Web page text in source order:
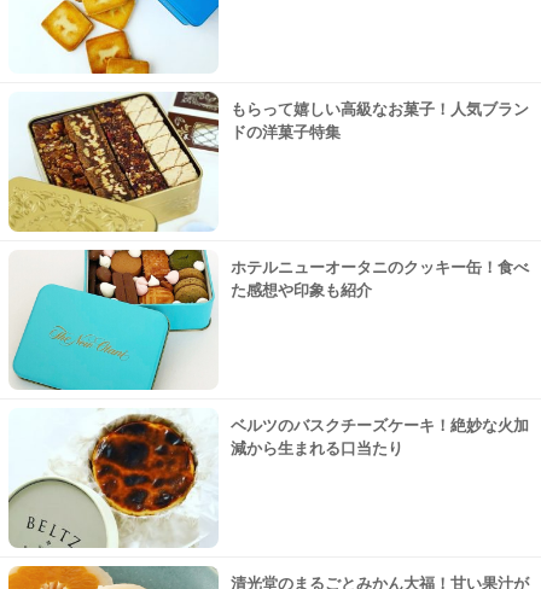
もらって嬉しい高級なお菓子！人気ブラン
ドの洋菓子特集
ホテルニューオータニのクッキー缶！食べ
た感想や印象も紹介
ベルツのバスクチーズケーキ！絶妙な火加
減から生まれる口当たり
清光堂のまるごとみかん大福！甘い果汁が